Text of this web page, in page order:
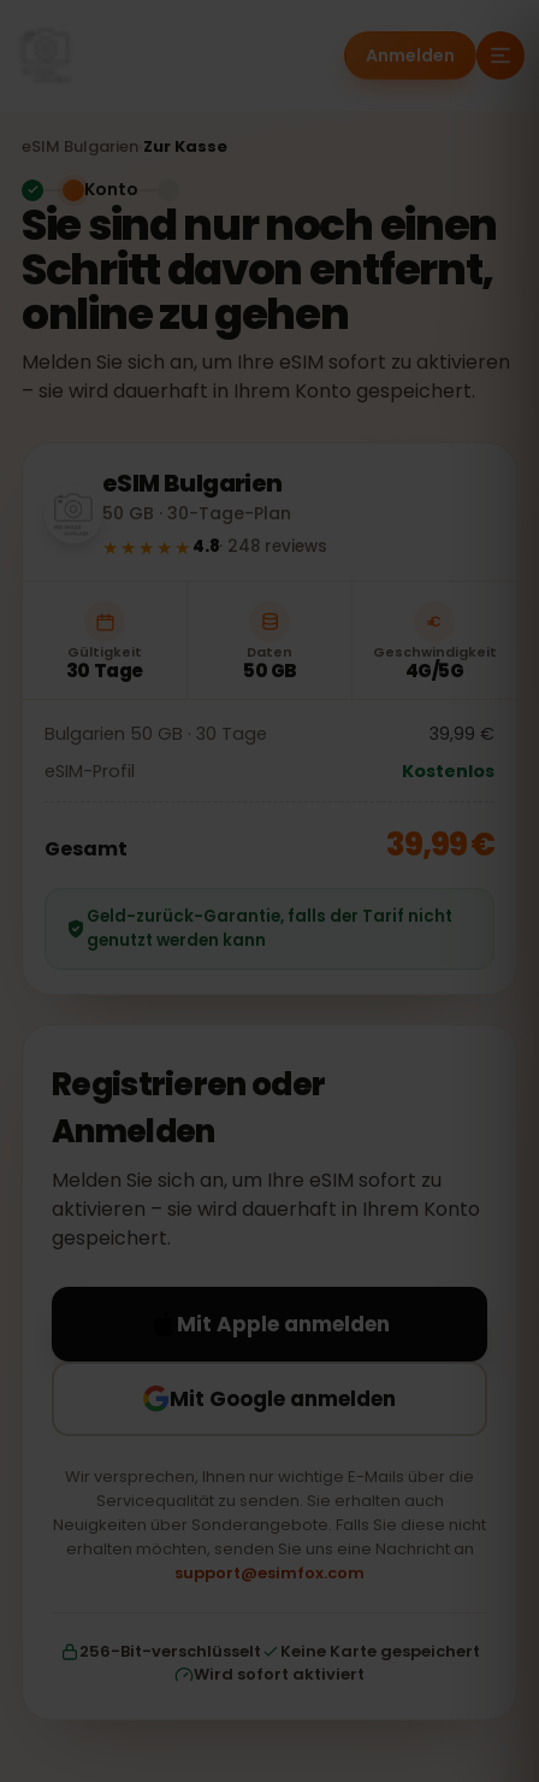
Anmelden
eSIM Bulgarien Zur Kasse
Sie sind nur noch einen
Schritt davon entfernt,
online zu gehen
Melden Sie sich an, um Ihre eSIM sofort zu aktivieren
– sie wird dauerhaft in Ihrem Konto gespeichert.
Konto
eSIMBulgarien
50 GB · 30-Tage-Plan
★★★★★ 4.8· 248 reviews
Gültigkeit
30 Tage
Daten
50 GB
Geschwindigkeit
4G/5G
Bulgarien 50 GB · 30 Tage
39,99 €
eSIM-Profil
Kostenlos
Gesamt 39,99 €
Geld-zurück-Garantie, falls der Tarif nicht
genutzt werden kann
Registrieren oder
Anmelden
Melden Sie sich an, um Ihre eSIM sofort zu
aktivieren – sie wird dauerhaft in Ihrem Konto
gespeichert.
Mit Apple anmelden
Mit Google anmelden
Wir versprechen, Ihnen nur wichtige E-Mails über die
Servicequalität zu senden. Sie erhalten auch
Neuigkeiten über Sonderangebote. Falls Sie diese nicht
erhalten möchten, senden Sie uns eine Nachricht an
support@esimfox.com
256-Bit-verschlüsselt
Keine Karte gespeichert
Wird sofort aktiviert